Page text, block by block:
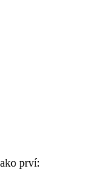
prví: